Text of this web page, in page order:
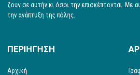
ζουν σε αυτήν κι όσοι την επισκέπτονται. Με
την ανάπτυξη της πόλης.
ΠΕΡΙΗΓΗΣΗ
Αρχική